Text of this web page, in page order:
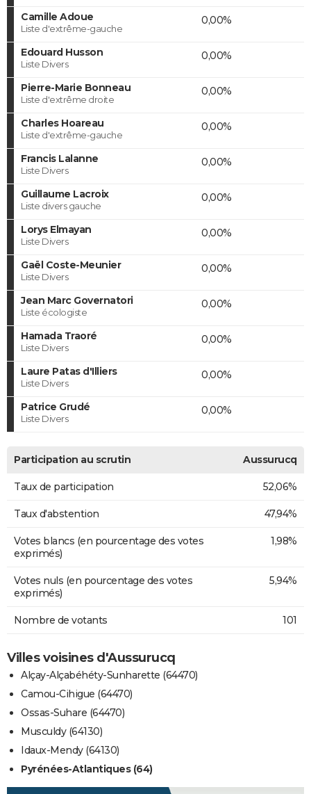
Camille Adoue
Liste d'extrême-gauche
0,00%
Edouard Husson
Liste Divers
0,00%
Pierre-Marie Bonneau
Liste d'extrême droite
0,00%
Charles Hoareau
Liste d'extrême-gauche
0,00%
Francis Lalanne
Liste Divers
0,00%
Guillaume Lacroix
Liste divers gauche
0,00%
Lorys Elmayan
Liste Divers
0,00%
Gaël Coste-Meunier
Liste Divers
0,00%
Jean Marc Governatori
Liste écologiste
0,00%
Hamada Traoré
Liste Divers
0,00%
Laure Patas d'Illiers
Liste Divers
0,00%
Patrice Grudé
Liste Divers
0,00%
Participation au scrutin Aussurucq
Taux de participation 52,06%
Taux d'abstention 47,94%
Votes blancs (en pourcentage des votes
exprimés)
1,98%
Votes nuls (en pourcentage des votes
exprimés)
5,94%
Nombre de votants 101
Villes voisines d'Aussurucq
Alçay-Alçabéhéty-Sunharette (64470)
Camou-Cihigue (64470)
Ossas-Suhare (64470)
Musculdy (64130)
Idaux-Mendy (64130)
Pyrénées-Atlantiques (64)